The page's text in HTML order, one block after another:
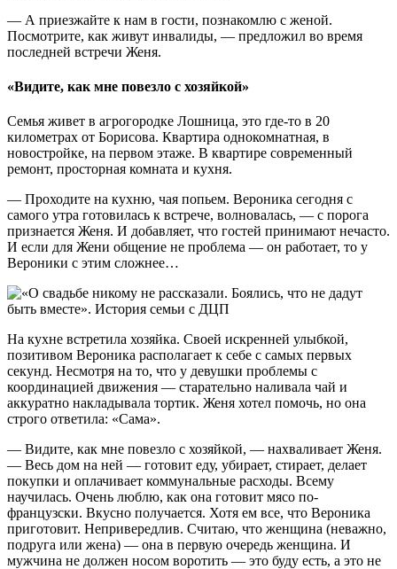
— А приезжайте к нам в гости, познакомлю с женой.
Посмотрите, как живут инвалиды, — предложил во время
последней встречи Женя.
«Видите, как мне повезло с хозяйкой»
Семья живет в агрогородке Лошница, это где-то в 20
километрах от Борисова. Квартира однокомнатная, в
новостройке, на первом этаже. В квартире современный
ремонт, просторная комната и кухня.
— Проходите на кухню, чая попьем. Вероника сегодня с
самого утра готовилась к встрече, волновалась, — с порога
признается Женя. И добавляет, что гостей принимают нечасто.
И если для Жени общение не проблема — он работает, то у
Вероники с этим сложнее…
На кухне встретила хозяйка. Своей искренней улыбкой,
позитивом Вероника располагает к себе с самых первых
секунд. Несмотря на то, что у девушки проблемы с
координацией движения — старательно наливала чай и
аккуратно накладывала тортик. Женя хотел помочь, но она
строго ответила: «Сама».
— Видите, как мне повезло с хозяйкой, — нахваливает Женя.
— Весь дом на ней — готовит еду, убирает, стирает, делает
покупки и оплачивает коммунальные расходы. Всему
научилась. Очень люблю, как она готовит мясо по-
французски. Вкусно получается. Хотя ем все, что Вероника
приготовит. Непривередлив. Считаю, что женщина (неважно,
подруга или жена) — она в первую очередь женщина. И
мужчина не должен носом воротить — это буду есть, а это не